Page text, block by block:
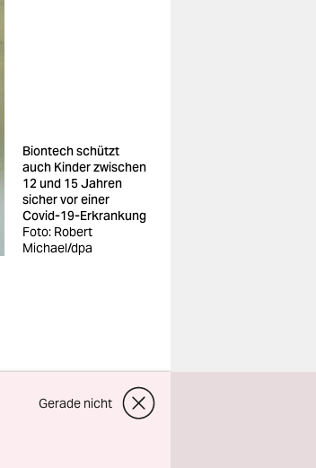
Biontech schützt
auch Kinder zwischen
12 und 15 Jahren
sicher vor einer
Covid-19-Erkrankung
Foto: Robert
Michael/dpa
Gerade nicht